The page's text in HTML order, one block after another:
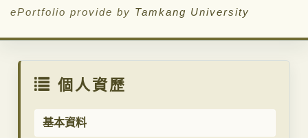
ePortfolio provide by Tamkang University
個人資歷
基本資料